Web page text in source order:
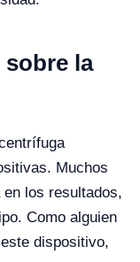
la
Muchos
los resultados,
Como alguien
dispositivo,